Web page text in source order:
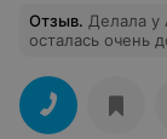
Отзыв. Делала у
осталась очень